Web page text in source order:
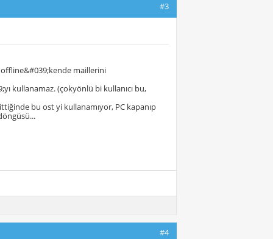
#3
offline&#039;kende maillerini
kullanamaz. (çokyönlü bi kullanıcı bu,
bu ost yi kullanamıyor, PC kapanıp
#4